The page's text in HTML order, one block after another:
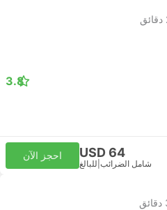
3.8
USD 64
شامل الضرائب للبالغ
احجز الآن